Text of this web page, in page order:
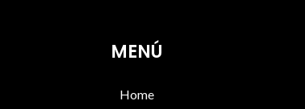
MENÚ
Home